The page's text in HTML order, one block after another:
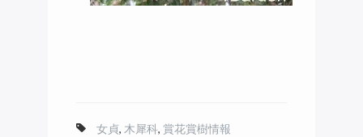
女貞, 木犀科, 賞花賞樹情報